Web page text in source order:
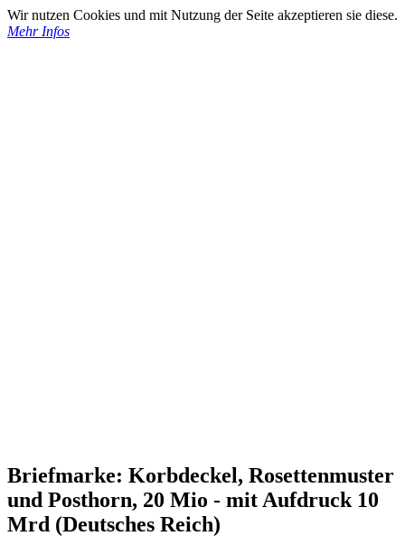
Wir nutzen Cookies und mit Nutzung der Seite akzeptieren sie diese.
Mehr Infos
Briefmarke: Korbdeckel, Rosettenmuster
und Posthorn, 20 Mio - mit Aufdruck 10
Mrd (Deutsches Reich)